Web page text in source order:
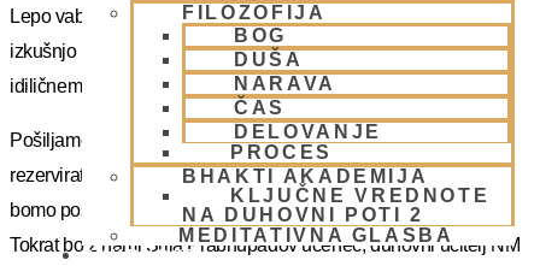
FILOZOFIJA
BOG
DUŠA
NARAVA
ČAS
DELOVANJE
PROCES
BHAKTI AKADEMIJA
KLJUČNE VREDNOTE
NA DUHOVNI POTI 2
MEDITATIVNA GLASBA
SKUPNOST
Lepo vabljeni na 5-dnevno nepozabno transcendentalno
izkušnjo na DUHOVNI UMIK, ki bo potekal sredi gozdov na
idiličnem Pohorju.
Pošiljamo vam samo osnovno informacijo tako da si lahko
rezervirate dopust. Več podatkov in možnost za prijavo vam
bomo poslal kasneje.
Tokrat bo z nami Šrila Prabhupadov učenec, duhovni učitelj NM